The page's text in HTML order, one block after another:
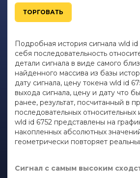
ТОРГОВАТЬ
Подробная история сигнала wld id
себя последовательность
детали сигнала в виде самого
найденного массива из базы
дату сигнала, цену токена wld id
выхода сигнала, цену и дату что
ранее, результат, посчитанный в
последовательных
wld id 6752 представлены на
накопленных абсолютных
геометрически повторяет
Сигнал с самым высоким